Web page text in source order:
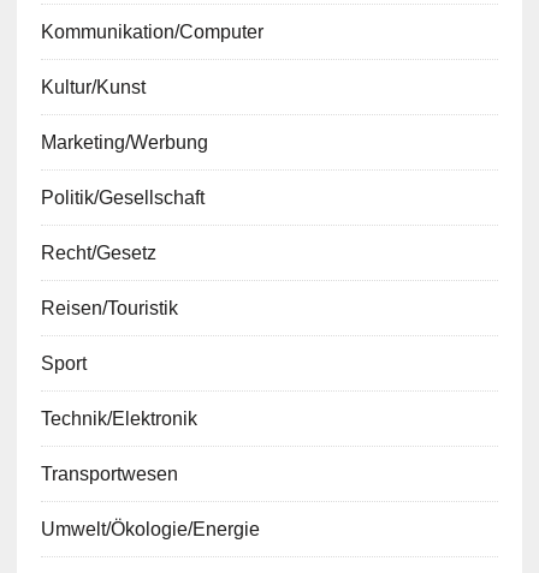
Kommunikation/Computer
Kultur/Kunst
Marketing/Werbung
Politik/Gesellschaft
Recht/Gesetz
Reisen/Touristik
Sport
Technik/Elektronik
Transportwesen
Umwelt/Ökologie/Energie